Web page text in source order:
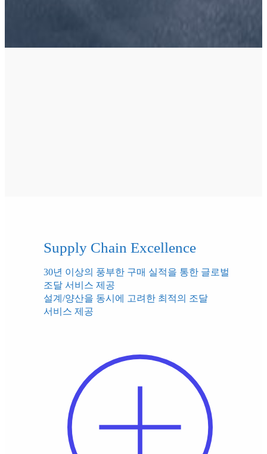
Supply Chain Excellence
30년 이상의 풍부한 구매 실적을 통한 글로벌
조달 서비스 제공
설계/양산을 동시에 고려한 최적의 조달
서비스 제공